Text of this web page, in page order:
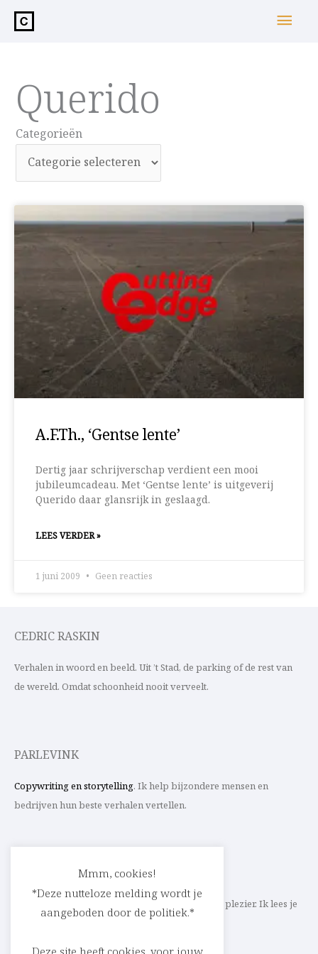
inhoud
Querido
Categorieën
Categorieën
A.F.Th., ‘Gentse lente’
Dertig jaar schrijverschap verdient een mooi
jubileumcadeau. Met ‘Gentse lente’ is uitgeverij
Querido daar glansrijk in geslaagd.
LEES VERDER »
1 juni 2009 Geen reacties
CEDRIC RASKIN
Verhalen in woord en beeld. Uit ’t Stad, de parking of de rest van
de wereld. Omdat schoonheid nooit verveelt.
PARLEVINK
Copywriting en storytelling. Ik help bijzondere mensen en
bedrijven hun beste verhalen vertellen.
Schrijf ik straks mee aan jouw verhaal? Met veel plezier. Ik lees je
heel graag op
cedric@parlevink.be
Mmm, cookies!
*Deze nutteloze melding wordt je
aangeboden door de politiek.*